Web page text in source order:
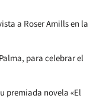
a Roser Amills en la
para celebrar el
premiada novela «El